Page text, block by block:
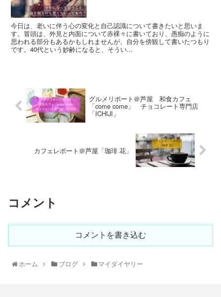
今日は、老いに伴う心の変化と自己認識について書きたいと思いま
す。冒頭は、外見と内面について赤裸々に書いており、愚痴のように
思われる部分もあるかもしれませんが、自分を傍観して書いたつもり
です。40代という妙齢になると、そうい...
グルメリポート＠芦屋 和食カフェ
「come come」 チョコレート専門店
「ICHIJI」
カフェレポート＠芦屋「珈琲 花」
コメント
コメントを書き込む
ホーム ブログ マイダイヤリー